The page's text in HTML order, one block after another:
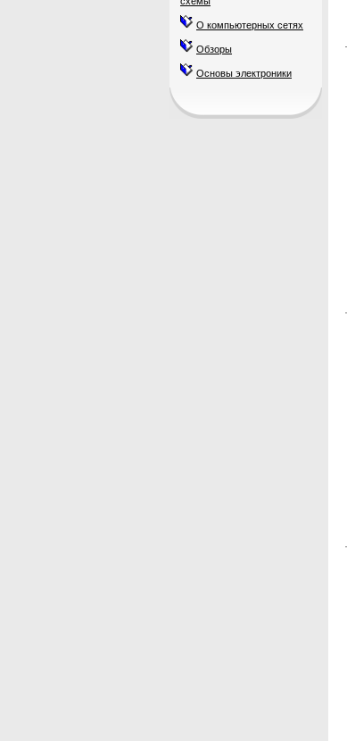
О компьютерных сетях
Обзоры
Основы электроники